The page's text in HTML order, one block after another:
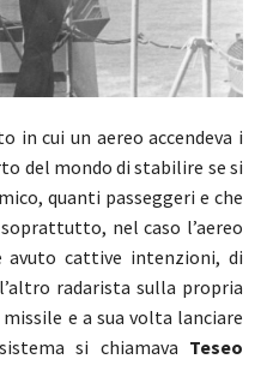
in cui un aereo accendeva i
del mondo di stabilire se si
quanti passeggeri e che
nel caso l’aereo
avuto cattive intenzioni, di
radarista sulla propria
e a sua volta lanciare
si chiamava Teseo